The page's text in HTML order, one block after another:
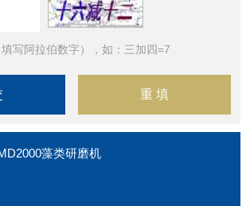
写阿拉伯数字），如：三加四=7
藻类研磨机